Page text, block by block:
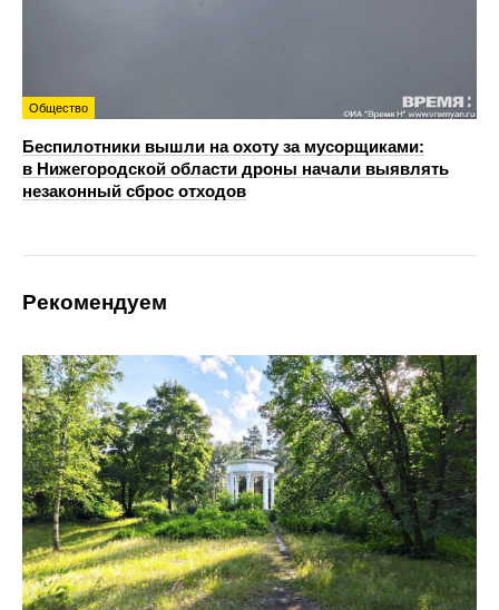
Общество
Беспилотники вышли на охоту за мусорщиками:
в Нижегородской области дроны начали выявлять
незаконный сброс отходов
Рекомендуем